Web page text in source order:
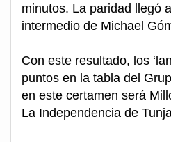
minutos. La paridad llegó
intermedio de Michael
Con este resultado, los
puntos en la tabla del
en este certamen será
La Independencia de